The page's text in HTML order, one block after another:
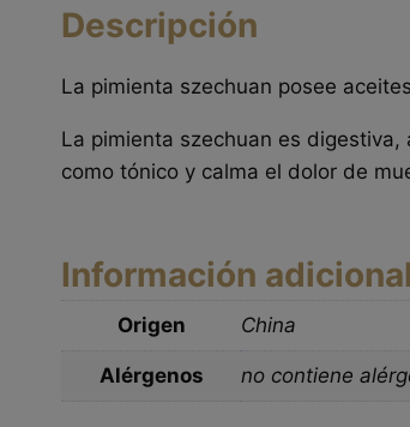
Descripción
La pimienta szechuan posee
La pimienta szechuan es
como tónico y calma el dolor de
Información adicional
Origen China
Alérgenos no contiene